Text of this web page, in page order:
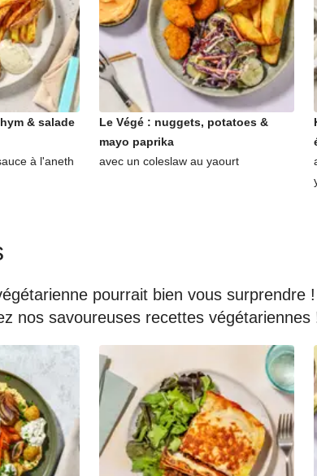
& salade
à l'aneth
Le Végé : nuggets, potatoes &
mayo paprika
avec un coleslaw au yaourt
pourrait bien vous surprendre
nos savoureuses recettes végétariennes